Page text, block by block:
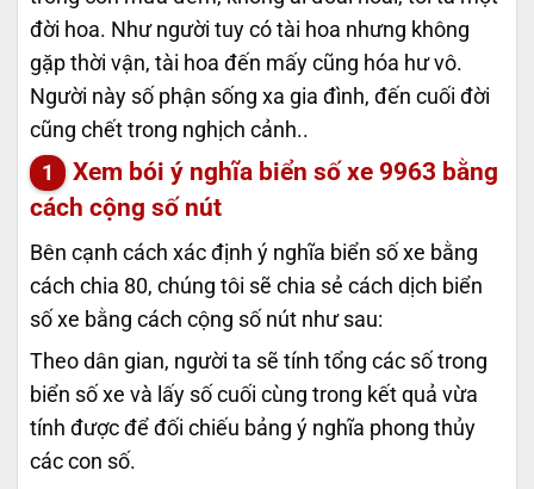
đời hoa. Như người tuy có tài hoa nhưng không
gặp thời vận, tài hoa đến mấy cũng hóa hư vô.
Người này số phận sống xa gia đình, đến cuối đời
cũng chết trong nghịch cảnh..
Xem bói ý nghĩa biển số xe 9963 bằng
cách cộng số nút
Bên cạnh cách xác định ý nghĩa biển số xe bằng
cách chia 80, chúng tôi sẽ chia sẻ cách dịch biển
số xe bằng cách cộng số nút như sau:
Theo dân gian, người ta sẽ tính tổng các số trong
biển số xe và lấy số cuối cùng trong kết quả vừa
tính được để đối chiếu bảng ý nghĩa phong thủy
các con số.